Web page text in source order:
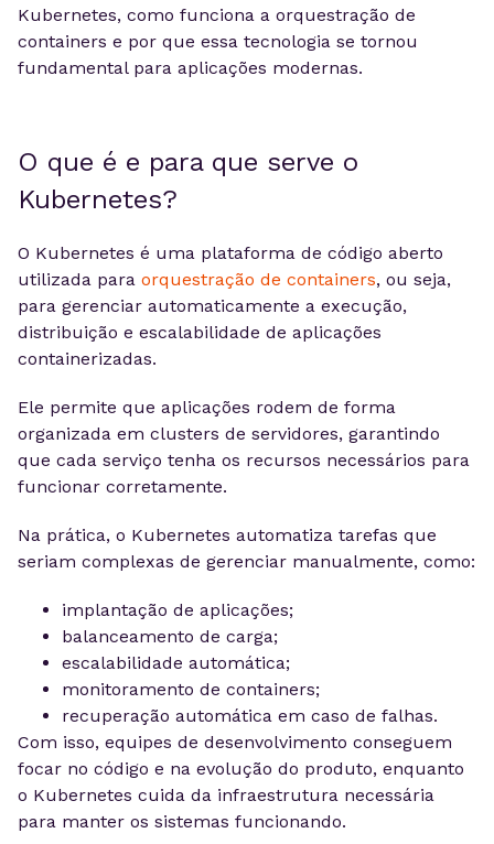
Kubernetes, como funciona a orquestração de
containers e por que essa tecnologia se tornou
fundamental para aplicações modernas.
O que é e para que serve o
Kubernetes?
O Kubernetes é uma plataforma de código aberto
utilizada para orquestração de containers, ou seja,
para gerenciar automaticamente a execução,
distribuição e escalabilidade de aplicações
containerizadas.
Ele permite que aplicações rodem de forma
organizada em clusters de servidores, garantindo
que cada serviço tenha os recursos necessários para
funcionar corretamente.
Na prática, o Kubernetes automatiza tarefas que
seriam complexas de gerenciar manualmente, como:
implantação de aplicações;
balanceamento de carga;
escalabilidade automática;
monitoramento de containers;
recuperação automática em caso de falhas.
Com isso, equipes de desenvolvimento conseguem
focar no código e na evolução do produto, enquanto
o Kubernetes cuida da infraestrutura necessária
para manter os sistemas funcionando.